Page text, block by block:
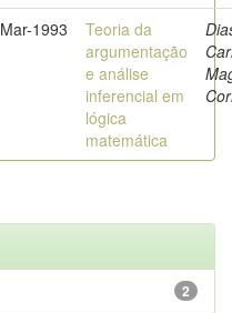
Mar-1993
Teoria da
argumentação
e análise
inferencial em
lógica
matemática
2